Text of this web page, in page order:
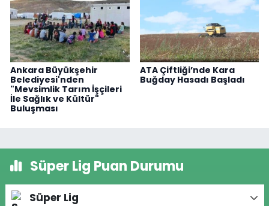
Ankara Büyükşehir
Belediyesi'nden
"Mevsimlik Tarım İşçileri
İle Sağlık ve Kültür"
Buluşması
ATA Çiftliği’nde Kara
Buğday Hasadı Başladı
Süper Lig Puan Durumu
Süper Lig